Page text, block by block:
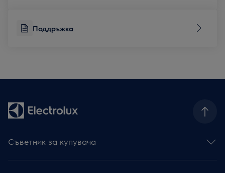
Поддръжка
Съветник за купувача